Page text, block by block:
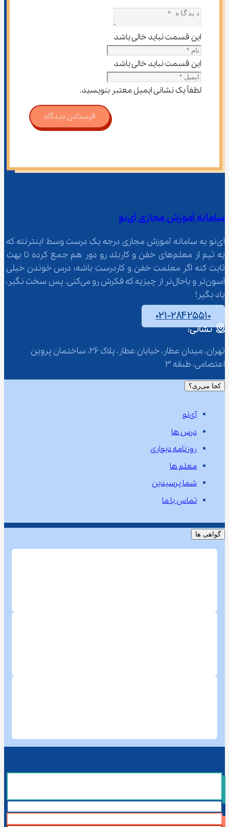
این قسمت نباید خالی باشد
این قسمت نباید خالی باشد
لطفاً یک نشانی ایمیل معتبر بنویسید.
فرستادن دیدگاه
سامانه آموزش مجازی آی‌نو
آی‌نو یه سامانه آموزش مجازی درجه یک درست وسط اینترنته که
یه تیم از معلم‌‌های خفن و کاربلد رو دور هم جمع کرده تا بهت
ثابت کنه اگر معلمت خفن و کاردرست باشه؛ درس خوندن خیلی
آسون‌تر و باحال‌تر از چیزیه که فکرش رو می‌کنی. پس سخت نگیر،
یاد بگیر!
۰۲۱-۲۸۴۲۵۵۱۰
نشانی:
تهران، میدان عطار، خیابان عطار، پلاک 26، ساختمان پروین
اعتصامی، طبقه 3
کجا می‌ری؟
آی‌نو
درس ها
روزنامه دیواری
معلم ها
شما پرسیدین
تماس با ما
گواهی ها